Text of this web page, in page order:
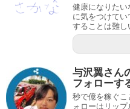
健康になりた
に気をつけて
することは難し
与沢翼さん
フォローす
秒で億を稼ぐ
ォローはリッ